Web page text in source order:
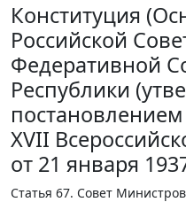
Конституция
Российской
Федеративной
Республики
XVII
от 21 января
Статья 67. Совет